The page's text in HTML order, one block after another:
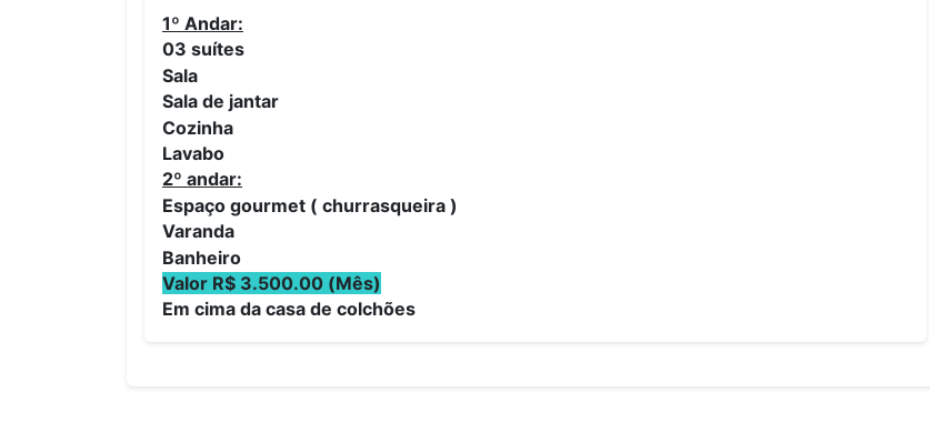
1º Andar:
03 suítes
Sala
Sala de jantar
Cozinha
Lavabo
2º andar:
Espaço gourmet ( churrasqueira )
Varanda
Banheiro
Valor R$ 3.500.00 (Mês)
Em cima da casa de colchões